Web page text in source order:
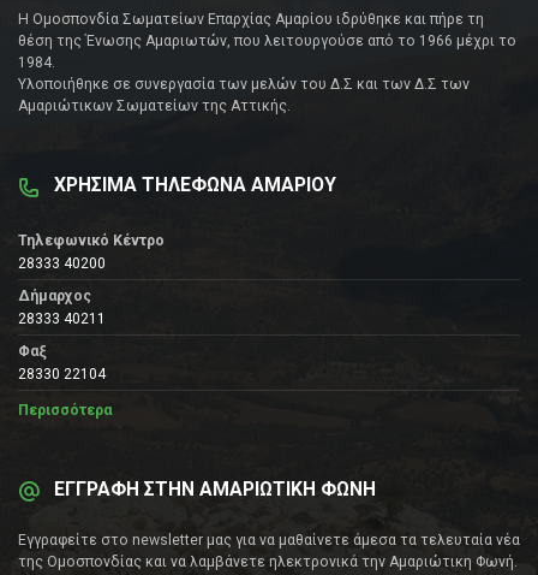
Η Ομοσπονδία Σωματείων Επαρχίας Αμαρίου ιδρύθηκε και πήρε τη
θέση της Ένωσης Αμαριωτών, που λειτουργούσε από το 1966 μέχρι το
1984.
Υλοποιήθηκε σε συνεργασία των μελών του Δ.Σ και των Δ.Σ των
Αμαριώτικων Σωματείων της Αττικής.
ΧΡΗΣΙΜΑ ΤΗΛΕΦΩΝΑ ΑΜΑΡΙΟΥ
Τηλεφωνικό Κέντρο
28333 40200
Δήμαρχος
28333 40211
Φαξ
28330 22104
Περισσότερα
ΕΓΓΡΑΦΗ ΣΤΗΝ ΑΜΑΡΙΩΤΙΚΗ ΦΩΝΗ
Εγγραφείτε στο newsletter μας για να μαθαίνετε άμεσα τα τελευταία νέα
της Ομοσπονδίας και να λαμβάνετε ηλεκτρονικά την Αμαριώτικη Φωνή.